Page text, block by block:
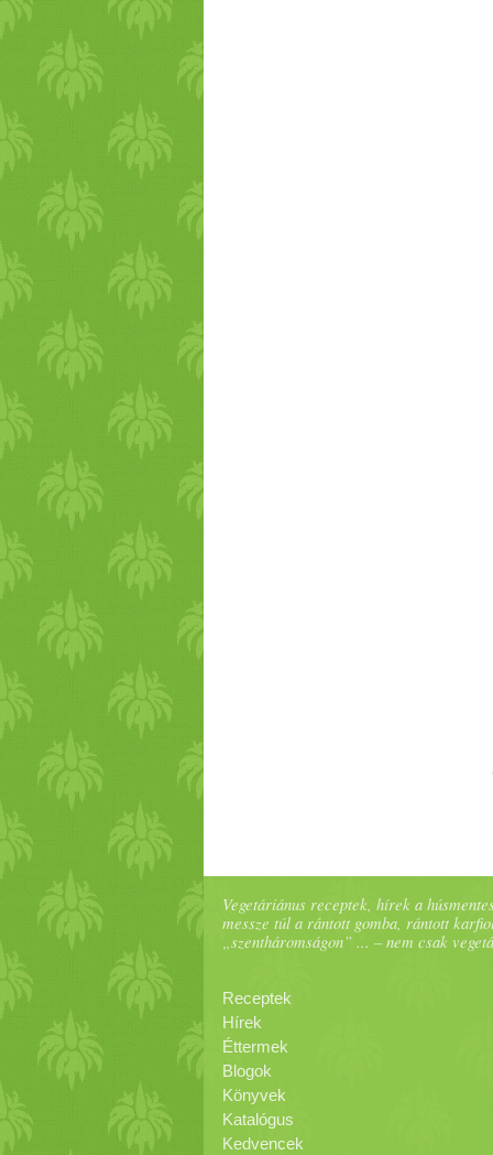
Vegetáriánus receptek, hírek a
messze túl a rántott gomba, rántott
„szentháromságon” ... – nem csak
Receptek
Hírek
Éttermek
Blogok
Könyvek
Katalógus
Kedvencek